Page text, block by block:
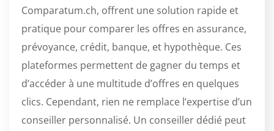
Comparatum.ch, offrent une solution rapide et
pratique pour comparer les offres en assurance,
prévoyance, crédit, banque, et hypothèque. Ces
plateformes permettent de gagner du temps et
d’accéder à une multitude d’offres en quelques
clics. Cependant, rien ne remplace l’expertise d’un
conseiller personnalisé. Un conseiller dédié peut